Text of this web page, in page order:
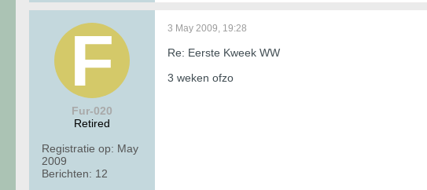
Fur-020
Retired
Registratie op: May
2009
Berichten: 12
3 May 2009, 19:28
Re: Eerste Kweek WW
3 weken ofzo